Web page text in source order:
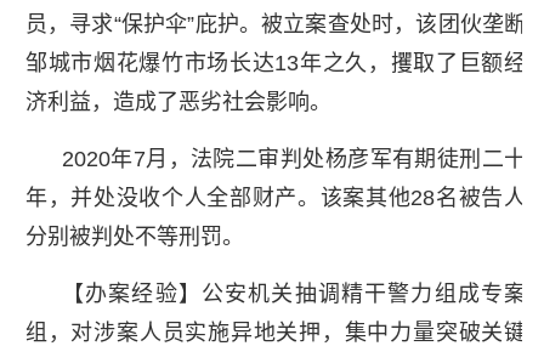
员，寻求“保护伞”庇护。被立案查处时，该团伙垄断
邹城市烟花爆竹市场长达13年之久，攫取了巨额经
济利益，造成了恶劣社会影响。
2020年7月，法院二审判处杨彦军有期徒刑二十
年，并处没收个人全部财产。该案其他28名被告人
分别被判处不等刑罚。
【办案经验】公安机关抽调精干警力组成专案
组，对涉案人员实施异地关押，集中力量突破关键